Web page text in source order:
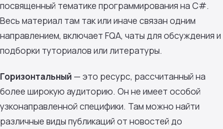
посвященный тематике программирования на C#.
Весь материал там так или иначе связан одним
направлением, включает FQA, чаты для обсуждения и
подборки туториалов или литературы.
Горизонтальный — это ресурс, рассчитанный на
более широкую аудиторию. Он не имеет особой
узконаправленной специфики. Там можно найти
различные виды публикаций от новостей до